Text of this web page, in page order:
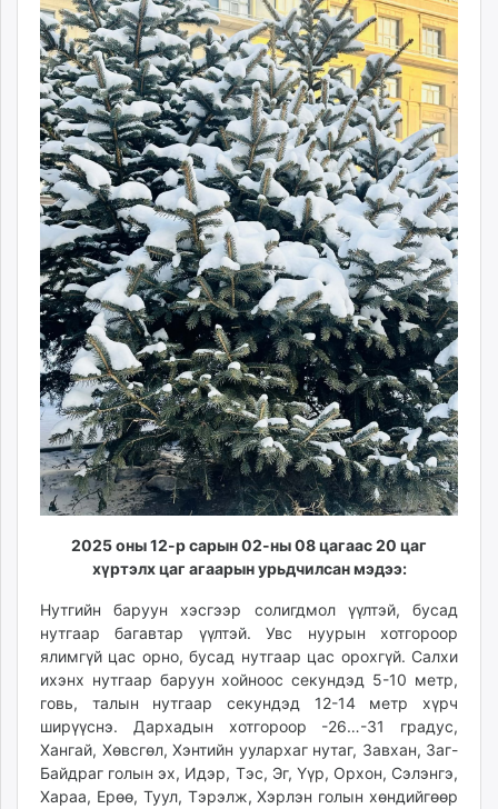
ikon.mn
mnb.mn
Livetv.mn
Eguur.mn
24tsag.mn
shuud.mn
eagle.mn
ergelt.mn
zarig.mn
today.mn
zuv.mn
mminfo.mn
ugluu.mn
urlag.mn
unen.mn
asu.mn
shudarga.mn
shuurhai.mn
unuudur.mn
isee.mn
mglradio.com
fact.mn
itoim.mn
tumen.mn
shuum.mn
times.mn
tvmongolia.mn
mass.mn
unegui.mn
2025 оны 12-р сарын 02-ны 08 цагаас 20 цаг
хүртэлхцаг агаарын урьдчилсан мэдээ:
Нутгийн баруун хэсгээр солигдмол үүлтэй, бусад
нутгаар багавтар үүлтэй. Увс нуурын хотгороор
ялимгүй цас орно, бусад нутгаар цас орохгүй. Салхи
ихэнх нутгаар баруун хойноос секундэд 5-10 метр,
говь, талын нутгаар секундэд 12-14 метр хүрч
ширүүснэ. Дархадын хотгороор -26…-31 градус,
Хангай, Хөвсгөл, Хэнтийн уулархаг нутаг, Завхан, Заг-
Байдраг голын эх, Идэр, Тэс, Эг, Үүр, Орхон, Сэлэнгэ,
Хараа, Ерөө, Туул, Тэрэлж, Хэрлэн голын хөндийгөөр